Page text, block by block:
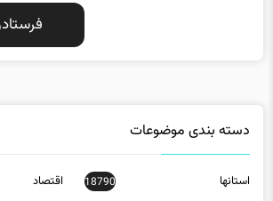
استانها
بازار مالی 2631